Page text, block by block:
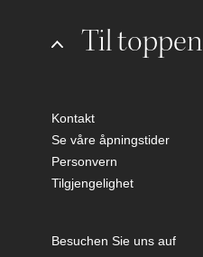
Til toppen
Kontakt
Se våre åpningstider
Personvern
Tilgjengelighet
Besuchen Sie uns auf